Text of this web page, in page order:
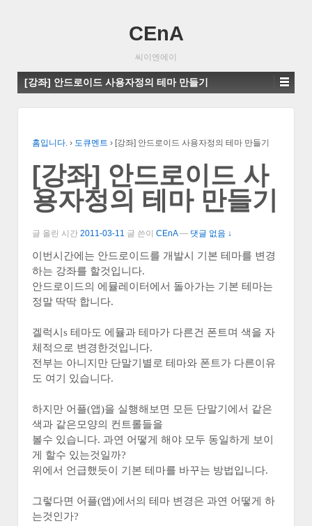
CEnA
씨이엔에이
[강좌] 안드로이드 사용자정의 테마 만들기
홈입니다. › 도큐멘트 › [강좌] 안드로이드 사용자정의 테마 만들기
[강좌] 안드로이드 사
용자정의 테마 만들기
글 올린 시간 2011-03-11 글 쓴이 CEnA — 댓글 없음 ↓
이번시간에는 안드로이드를 개발시 기본 테마를 변경
하는 강좌를 할것입니다.
안드로이드의 에뮬레이터에서 돌아가는 기본 테마는
정말 딱딱 합니다.
겔럭시s 테마도 에뮬과 테마가 다른건 폰트며 색을 자
체적으로 변경한것입니다.
전부는 아니지만 단말기별로 테마와 폰트가 다른이유
도 여기 있습니다.
하지만 어플(앱)을 실행해보면 모든 단말기에서 같은
색과 같은모양의 컨트롤들을
볼수 있습니다. 과연 어떻게 해야 모두 동일하게 보이
게 할수 있는것일까?
위에서 언급했듯이 기본 테마를 바꾸는 방법입니다.
그렇다면 어플(앱)에서의 테마 변경은 과연 어떻게 하
는것인가?